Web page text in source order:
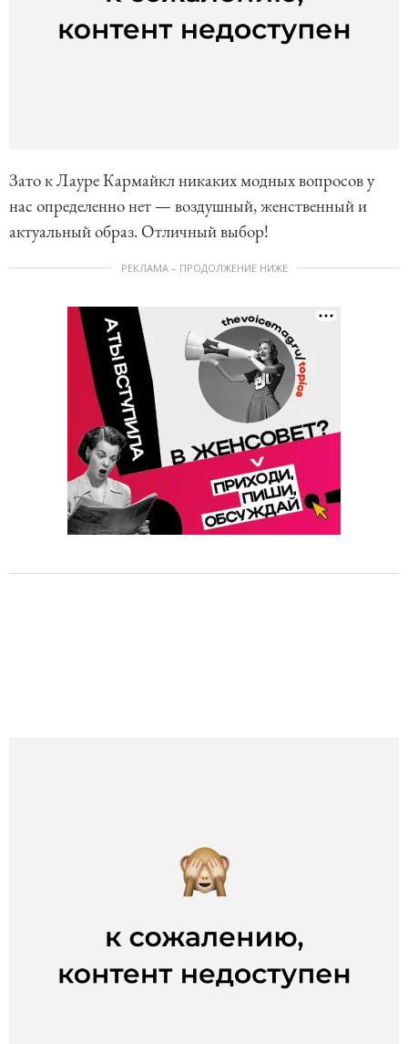
Зато к Лауре Кармайкл никаких модных вопросов у
нас определенно нет — воздушный, женственный и
актуальный образ. Отличный выбор!
РЕКЛАМА – ПРОДОЛЖЕНИЕ НИЖЕ